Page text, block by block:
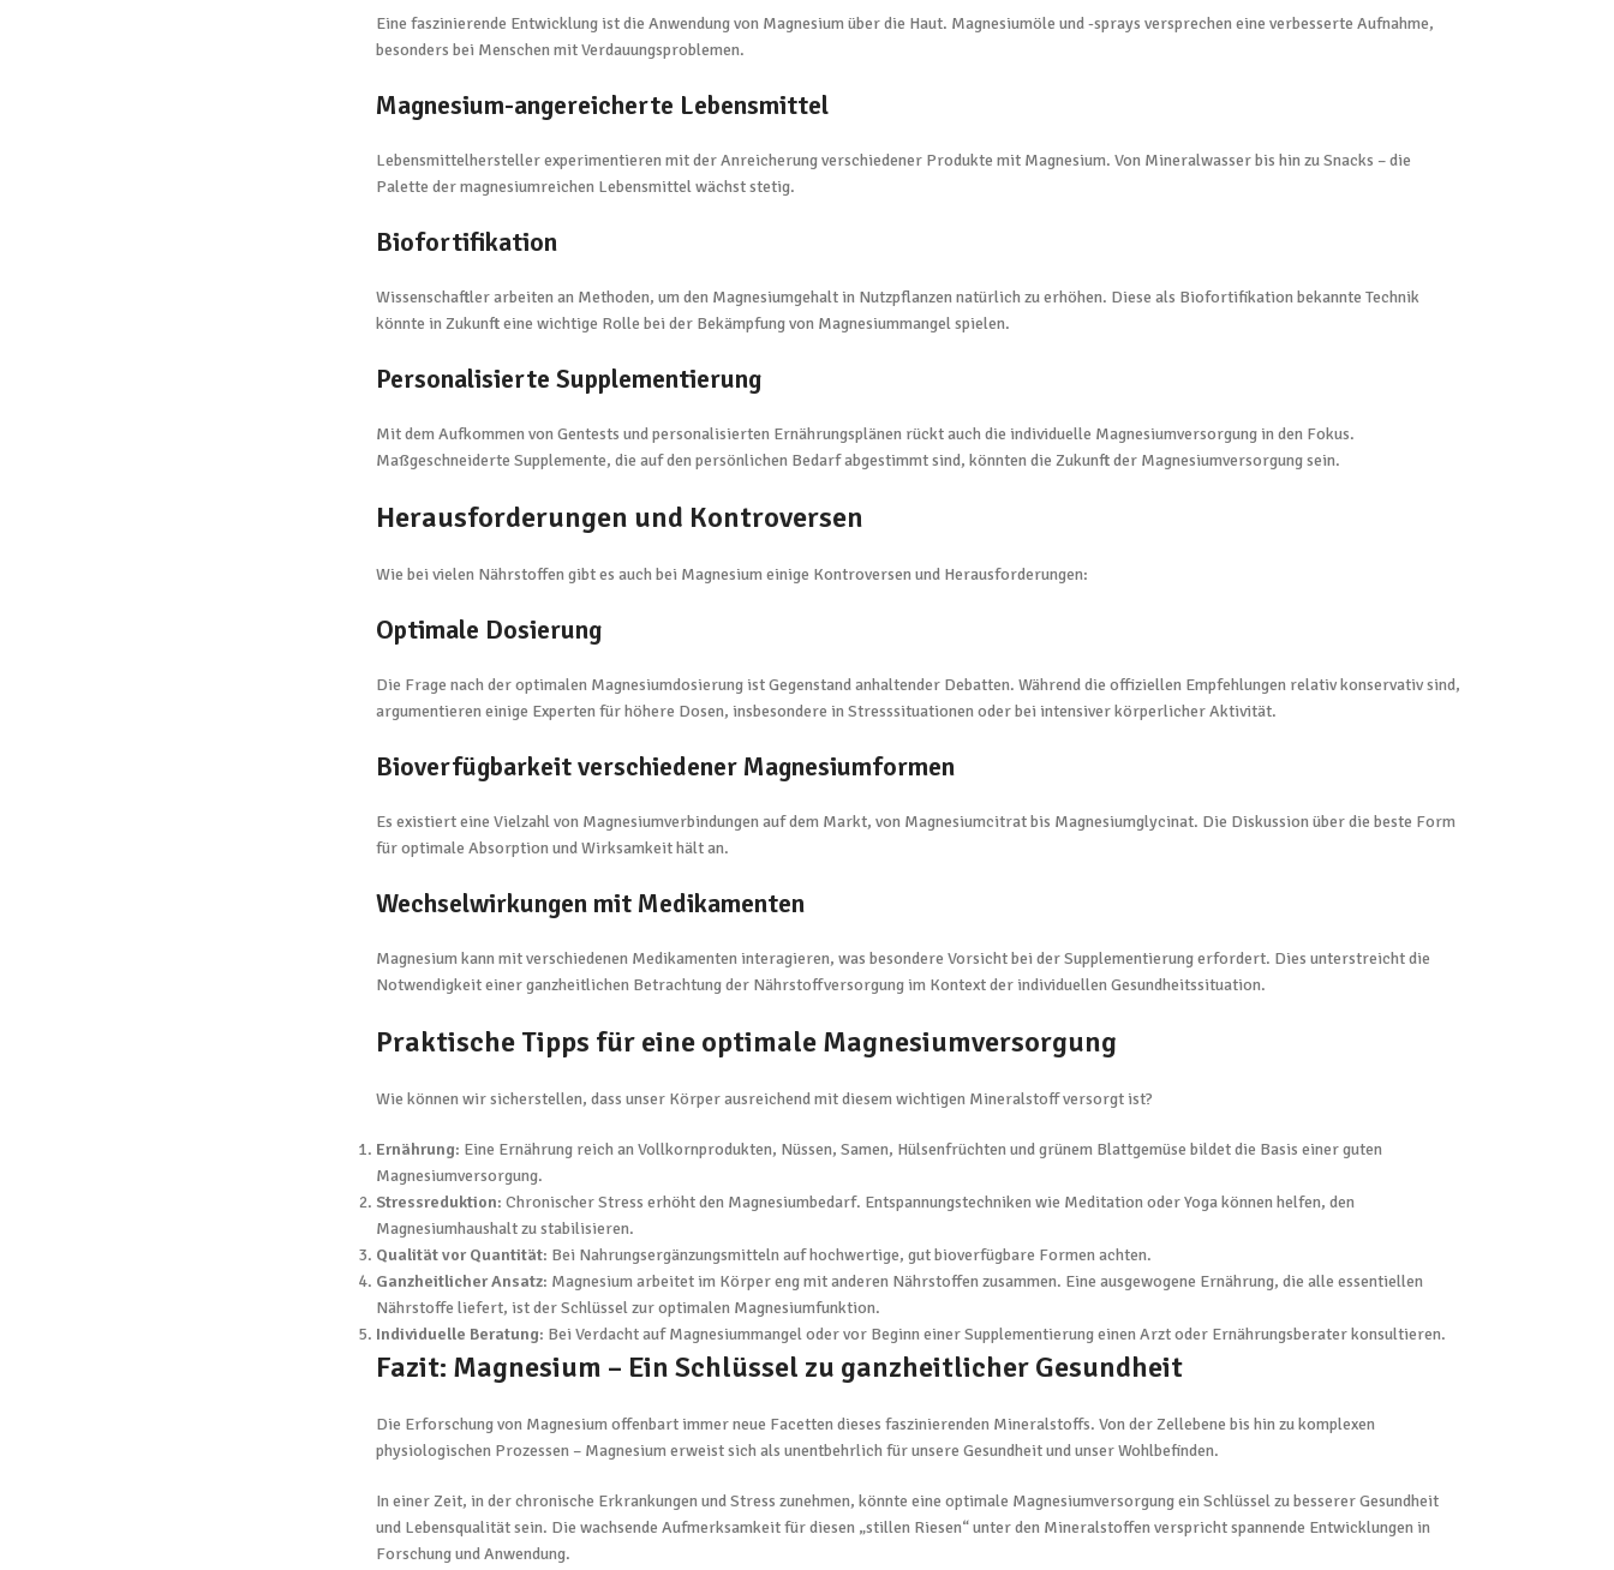
Eine faszinierende Entwicklung ist die Anwendung von Magnesium über die Haut. Magnesiumöle und -sprays versprechen eine verbesserte Aufnahme,
besonders bei Menschen mit Verdauungsproblemen.
Magnesium-angereicherte Lebensmittel
Lebensmittelhersteller experimentieren mit der Anreicherung verschiedener Produkte mit Magnesium. Von Mineralwasser bis hin zu Snacks – die
Palette der magnesiumreichen Lebensmittel wächst stetig.
Biofortifikation
Wissenschaftler arbeiten an Methoden, um den Magnesiumgehalt in Nutzpflanzen natürlich zu erhöhen. Diese als Biofortifikation bekannte Technik
könnte in Zukunft eine wichtige Rolle bei der Bekämpfung von Magnesiummangel spielen.
Personalisierte Supplementierung
Mit dem Aufkommen von Gentests und personalisierten Ernährungsplänen rückt auch die individuelle Magnesiumversorgung in den Fokus.
Maßgeschneiderte Supplemente, die auf den persönlichen Bedarf abgestimmt sind, könnten die Zukunft der Magnesiumversorgung sein.
Herausforderungen und Kontroversen
Wie bei vielen Nährstoffen gibt es auch bei Magnesium einige Kontroversen und Herausforderungen:
Optimale Dosierung
Die Frage nach der optimalen Magnesiumdosierung ist Gegenstand anhaltender Debatten. Während die offiziellen Empfehlungen relativ konservativ sind,
argumentieren einige Experten für höhere Dosen, insbesondere in Stresssituationen oder bei intensiver körperlicher Aktivität.
Bioverfügbarkeit verschiedener Magnesiumformen
Es existiert eine Vielzahl von Magnesiumverbindungen auf dem Markt, von Magnesiumcitrat bis Magnesiumglycinat. Die Diskussion über die beste Form
für optimale Absorption und Wirksamkeit hält an.
Wechselwirkungen mit Medikamenten
Magnesium kann mit verschiedenen Medikamenten interagieren, was besondere Vorsicht bei der Supplementierung erfordert. Dies unterstreicht die
Notwendigkeit einer ganzheitlichen Betrachtung der Nährstoffversorgung im Kontext der individuellen Gesundheitssituation.
Praktische Tipps für eine optimale Magnesiumversorgung
Wie können wir sicherstellen, dass unser Körper ausreichend mit diesem wichtigen Mineralstoff versorgt ist?
Ernährung: Eine Ernährung reich an Vollkornprodukten, Nüssen, Samen, Hülsenfrüchten und grünem Blattgemüse bildet die Basis einer guten
Magnesiumversorgung.
Stressreduktion: Chronischer Stress erhöht den Magnesiumbedarf. Entspannungstechniken wie Meditation oder Yoga können helfen, den
Magnesiumhaushalt zu stabilisieren.
Qualität vor Quantität: Bei Nahrungsergänzungsmitteln auf hochwertige, gut bioverfügbare Formen achten.
Ganzheitlicher Ansatz: Magnesium arbeitet im Körper eng mit anderen Nährstoffen zusammen. Eine ausgewogene Ernährung, die alle essentiellen
Nährstoffe liefert, ist der Schlüssel zur optimalen Magnesiumfunktion.
Individuelle Beratung: Bei Verdacht auf Magnesiummangel oder vor Beginn einer Supplementierung einen Arzt oder Ernährungsberater konsultieren.
Fazit: Magnesium – Ein Schlüssel zu ganzheitlicher Gesundheit
Die Erforschung von Magnesium offenbart immer neue Facetten dieses faszinierenden Mineralstoffs. Von der Zellebene bis hin zu komplexen
physiologischen Prozessen – Magnesium erweist sich als unentbehrlich für unsere Gesundheit und unser Wohlbefinden.
In einer Zeit, in der chronische Erkrankungen und Stress zunehmen, könnte eine optimale Magnesiumversorgung ein Schlüssel zu besserer Gesundheit
und Lebensqualität sein. Die wachsende Aufmerksamkeit für diesen „stillen Riesen“ unter den Mineralstoffen verspricht spannende Entwicklungen in
Forschung und Anwendung.